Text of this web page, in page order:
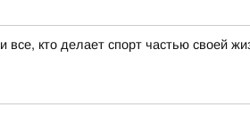
кто делает спорт частью своей